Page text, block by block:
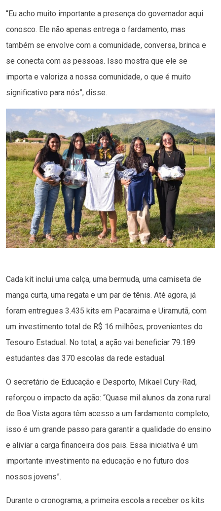
“Eu acho muito importante a presença do governador aqui
conosco. Ele não apenas entrega o fardamento, mas
também se envolve com a comunidade, conversa, brinca e
se conecta com as pessoas. Isso mostra que ele se
importa e valoriza a nossa comunidade, o que é muito
significativo para nós”, disse.
Cada kit inclui uma calça, uma bermuda, uma camiseta de
manga curta, uma regata e um par de tênis. Até agora, já
foram entregues 3.435 kits em Pacaraima e Uiramutã, com
um investimento total de R$ 16 milhões, provenientes do
Tesouro Estadual. No total, a ação vai beneficiar 79.189
estudantes das 370 escolas da rede estadual.
O secretário de Educação e Desporto, Mikael Cury-Rad,
reforçou o impacto da ação: “Quase mil alunos da zona rural
de Boa Vista agora têm acesso a um fardamento completo,
isso é um grande passo para garantir a qualidade do ensino
e aliviar a carga financeira dos pais. Essa iniciativa é um
importante investimento na educação e no futuro dos
nossos jovens”.
Durante o cronograma, a primeira escola a receber os kits